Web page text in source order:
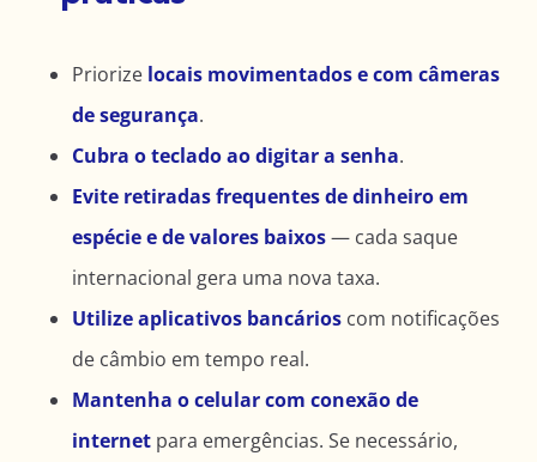
Priorize locais movimentados e com câmeras
de segurança.
Cubra o teclado ao digitar a senha.
Evite retiradas frequentes de dinheiro em
espécie e de valores baixos— cada saque
internacional gera uma nova taxa.
Utilize aplicativos bancários com notificações
de câmbio em tempo real.
Mantenha o celular com conexão de
internet para emergências. Se necessário,